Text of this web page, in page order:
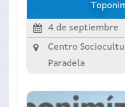
4 de septiembre
Centro
Paradela